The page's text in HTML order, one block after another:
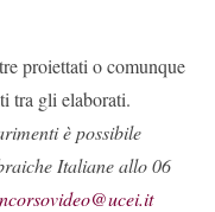
proiettati o comunque
tra gli elaborati.
èpossibile
Italiane allo 06